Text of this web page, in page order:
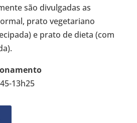
são divulgadas as
prato vegetariano
e prato de dieta (com
13h25